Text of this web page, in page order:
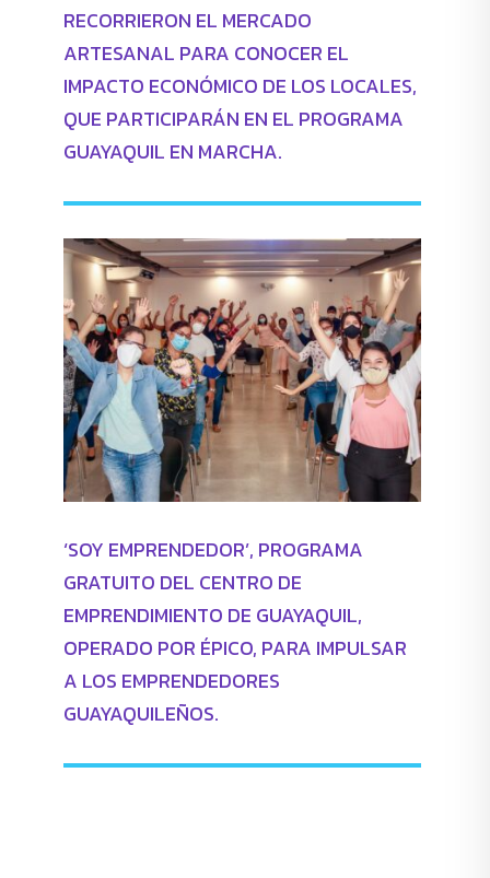
RECORRIERON EL MERCADO
ARTESANAL PARA CONOCER EL
IMPACTO ECONÓMICO DE LOS LOCALES,
QUE PARTICIPARÁN EN EL PROGRAMA
GUAYAQUIL EN MARCHA.
‘SOY EMPRENDEDOR’, PROGRAMA
GRATUITO DEL CENTRO DE
EMPRENDIMIENTO DE GUAYAQUIL,
OPERADO POR ÉPICO, PARA IMPULSAR
A LOS EMPRENDEDORES
GUAYAQUILEÑOS.